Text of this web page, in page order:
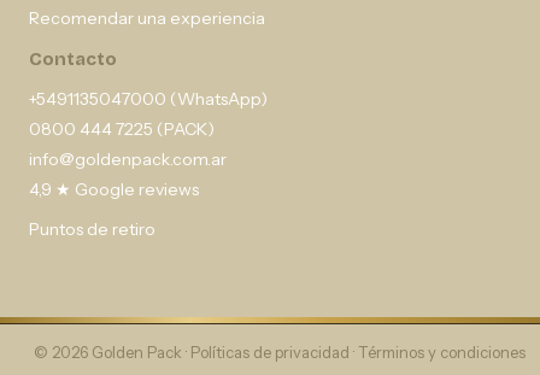
Recomendar una experiencia
Contacto
+5491135047000 (WhatsApp)
0800 444 7225 (PACK)
info@goldenpack.com.ar
4,9 ★ Google reviews
Puntos de retiro
© 2026 Golden Pack · Políticas de privacidad · Términos y condiciones